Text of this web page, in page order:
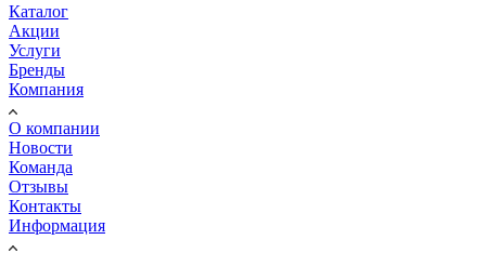
Каталог
Акции
Услуги
Бренды
Компания
О компании
Новости
Команда
Отзывы
Контакты
Информация